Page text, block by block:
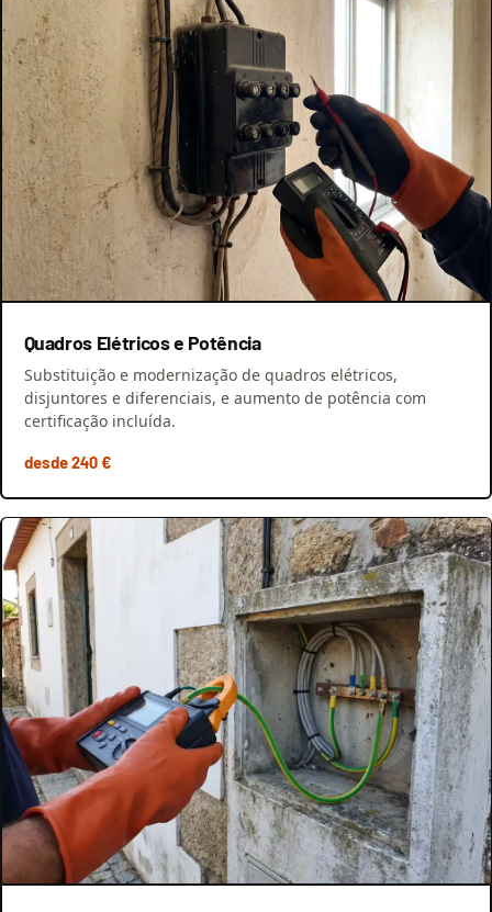
Quadros Elétricos e Potência
Substituição e modernização de quadros elétricos,
disjuntores e diferenciais, e aumento de potência com
certificação incluída.
desde 240 €